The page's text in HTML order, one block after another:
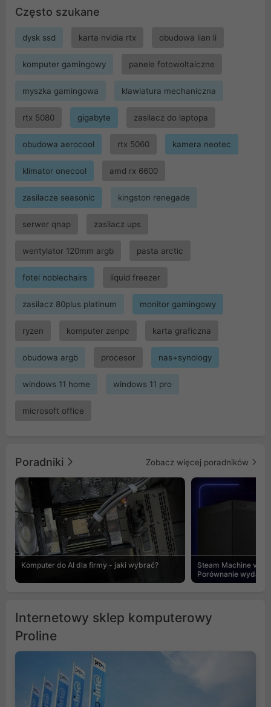
Często szukane
dysk ssd karta nvidia rtx obudowa lian li
komputer gamingowy panele fotowoltaiczne
myszka gamingowa klawiatura mechaniczna
rtx 5080 gigabyte zasilacz do laptopa
obudowa aerocool rtx 5060 kamera neotec
klimator onecool amd rx 6600
zasilacze seasonic kingston renegade
serwer qnap zasilacz ups
wentylator 120mm argb pasta arctic
fotel noblechairs liquid freezer
zasilacz 80plus platinum monitor gamingowy
ryzen komputer zenpc karta graficzna
obudowa argb procesor nas+synology
windows 11 home windows 11 pro
microsoft office
Poradniki Zobacz więcej poradników
Komputer do AI dla firmy - jaki wybrać?
Steam Machine vs
Porównanie
Internetowy sklep komputerowy
Proline